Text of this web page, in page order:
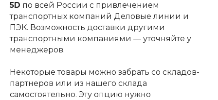
5D по всей России с привлечением
транспортных компаний Деловые линии и
ПЭК. Возможность доставки другими
транспортными компаниями — уточняйте у
менеджеров.
Некоторые товары можно забрать со складов-
партнеров или из нашего склада
самостоятельно. Эту опцию нужно